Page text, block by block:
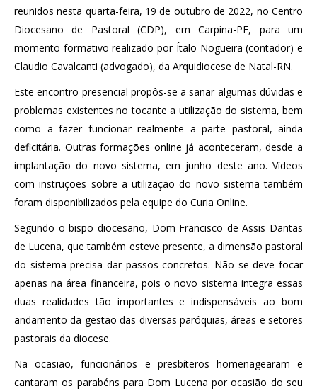
reunidos nesta quarta-feira, 19 de outubro de 2022, no Centro
Diocesano de Pastoral (CDP), em Carpina-PE, para um
momento formativo realizado por Ítalo Nogueira (contador) e
Claudio Cavalcanti (advogado), da Arquidiocese de Natal-RN.
Este encontro presencial propôs-se a sanar algumas dúvidas e
problemas existentes no tocante a utilização do sistema, bem
como a fazer funcionar realmente a parte pastoral, ainda
deficitária. Outras formações online já aconteceram, desde a
implantação do novo sistema, em junho deste ano. Vídeos
com instruções sobre a utilização do novo sistema também
foram disponibilizados pela equipe do Curia Online.
Segundo o bispo diocesano, Dom Francisco de Assis Dantas
de Lucena, que também esteve presente, a dimensão pastoral
do sistema precisa dar passos concretos. Não se deve focar
apenas na área financeira, pois o novo sistema integra essas
duas realidades tão importantes e indispensáveis ao bom
andamento da gestão das diversas paróquias, áreas e setores
pastorais da diocese.
Na ocasião, funcionários e presbíteros homenagearam e
cantaram os parabéns para Dom Lucena por ocasião do seu